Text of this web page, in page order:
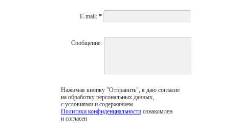
E-mail: *
Сообщение:
Нажимая кнопку "Отправить", я даю согласие
на обработку персональных данных,
с условиями и содержанием
Политики конфиденциальности ознакомлен
и согласен